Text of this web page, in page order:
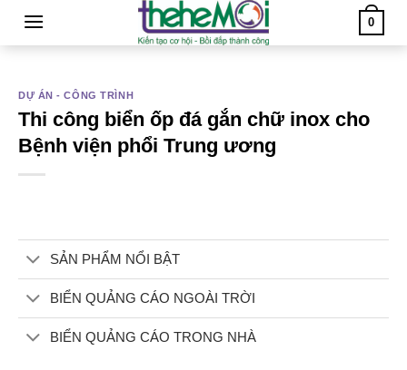
0
DỰ ÁN - CÔNG TRÌNH
Thi công biển ốp đá gắn chữ inox cho
Bệnh viện phổi Trung ương
SẢN PHẨM NỔI BẬT
BIỂN QUẢNG CÁO NGOÀI TRỜI
BIỂN QUẢNG CÁO TRONG NHÀ